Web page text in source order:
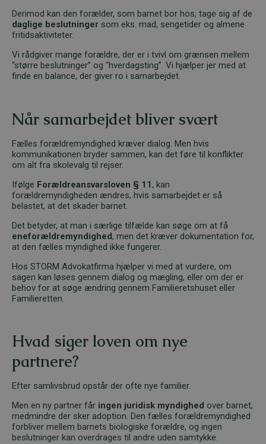
Derimod kan den forælder, som barnet bor hos, tage sig af de
daglige beslutninger som eks. mad, sengetider og almene
fritidsaktiviteter.
Vi rådgiver mange forældre, der er i tvivl om grænsen mellem
“større beslutninger” og “hverdagsting”. Vi hjælper jer med at
finde en balance, der giver ro i samarbejdet.
Når samarbejdet bliver svært
Fælles forældremyndighed kræver dialog. Men hvis
kommunikationen bryder sammen, kan det føre til konflikter
om alt fra skolevalg til rejser.
Ifølge Forældreansvarsloven § 11, kan
forældremyndigheden ændres, hvis samarbejdet er så
belastet, at det skader barnet.
Det betyder, at man i særlige tilfælde kan søge om at få
eneforældremyndighed, men det kræver dokumentation for,
at den fælles myndighed ikke fungerer.
Hos STORM Advokatfirma hjælper vi med at vurdere, om
sagen kan løses gennem dialog og mægling, eller om der er
behov for at søge ændring gennem Familieretshuset eller
Familieretten.
Hvad siger loven om nye
partnere?
Efter samlivsbrud opstår der ofte nye familier.
Men en ny partner får ingen juridisk myndighed over barnet,
medmindre der sker adoption. Den fælles forældremyndighed
forbliver mellem barnets biologiske forældre, og ingen
beslutninger kan overdrages til andre uden samtykke.